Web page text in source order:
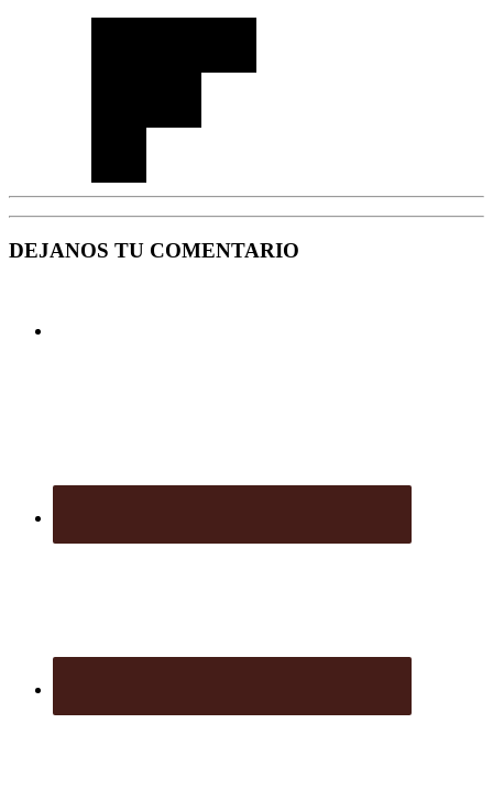
DEJANOS TU COMENTARIO